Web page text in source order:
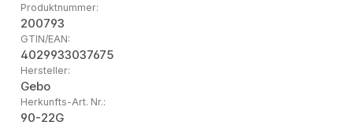
Produktnummer:
200793
GTIN/EAN:
4029933037675
Hersteller:
Gebo
Herkunfts-Art. Nr.:
90-22G